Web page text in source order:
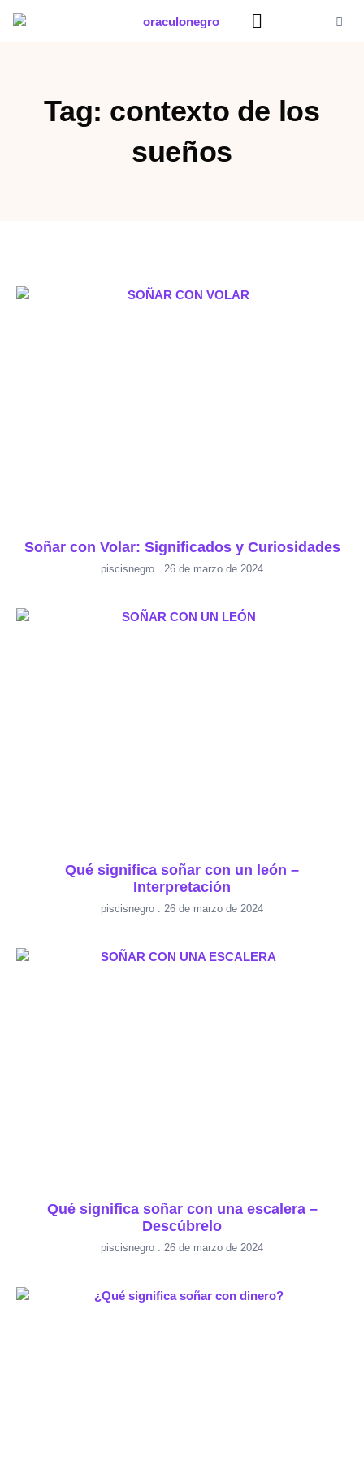
Tag: contexto de los
sueños
Soñar con Volar: Significados y Curiosidades
piscisnegro 26 de marzo de 2024
Qué significa soñar con un león –
Interpretación
piscisnegro 26 de marzo de 2024
Qué significa soñar con una escalera –
Descúbrelo
piscisnegro 26 de marzo de 2024